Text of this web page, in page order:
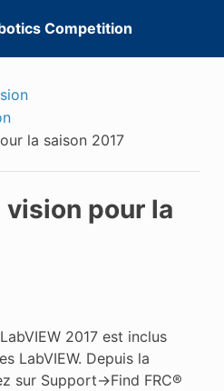
Competition
la saison 2017
vision pour la
2017 est inclus
LabVIEW. Depuis la
sur Support->Find FRC®